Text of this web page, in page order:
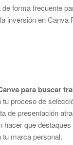
forma frecuente
inversión en Canva
para buscar
tu proceso de
de presentación
hacer que
marca personal.